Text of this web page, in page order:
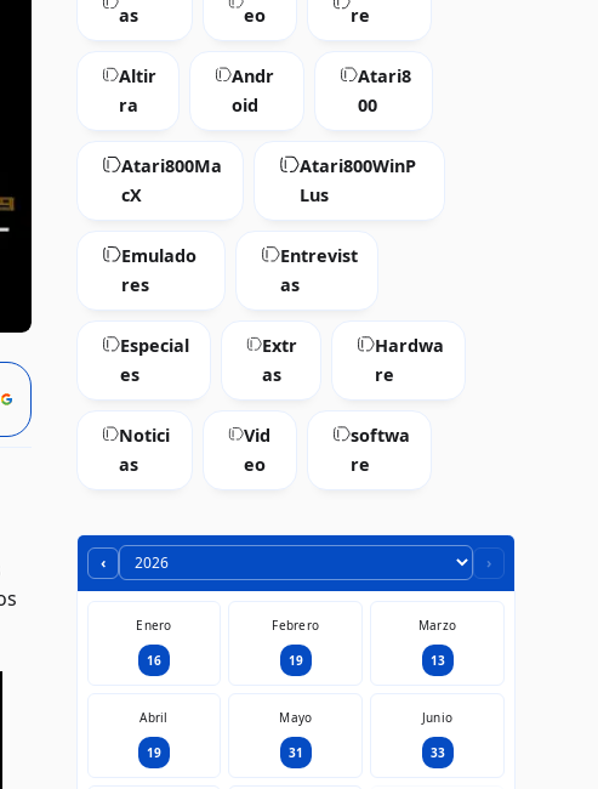
as
eo
re
Altir
ra
Andr
oid
Atari8
00
Atari800Ma
cX
Atari800WinP
Lus
Emulado
res
Entrevist
as
Especial
es
Extr
as
Hardwa
re
Notici
as
Vid
eo
softwa
re
‹ ›
Enero
16
Febrero
19
Marzo
13
Abril
19
Mayo
31
Junio
33